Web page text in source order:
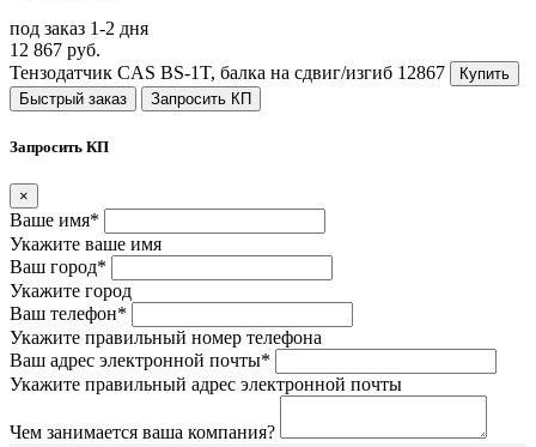
под заказ 1-2 дня
12 867 руб.
Тензодатчик CAS BS-1T, балка на сдвиг/изгиб 12867
Купить
Быстрый заказ
Запросить КП
Запросить КП
×
Ваше имя*
Укажите ваше имя
Ваш город*
Укажите город
Ваш телефон*
Укажите правильный номер телефона
Ваш адрес электронной почты*
Укажите правильный адрес электронной почты
Чем занимается ваша компания?